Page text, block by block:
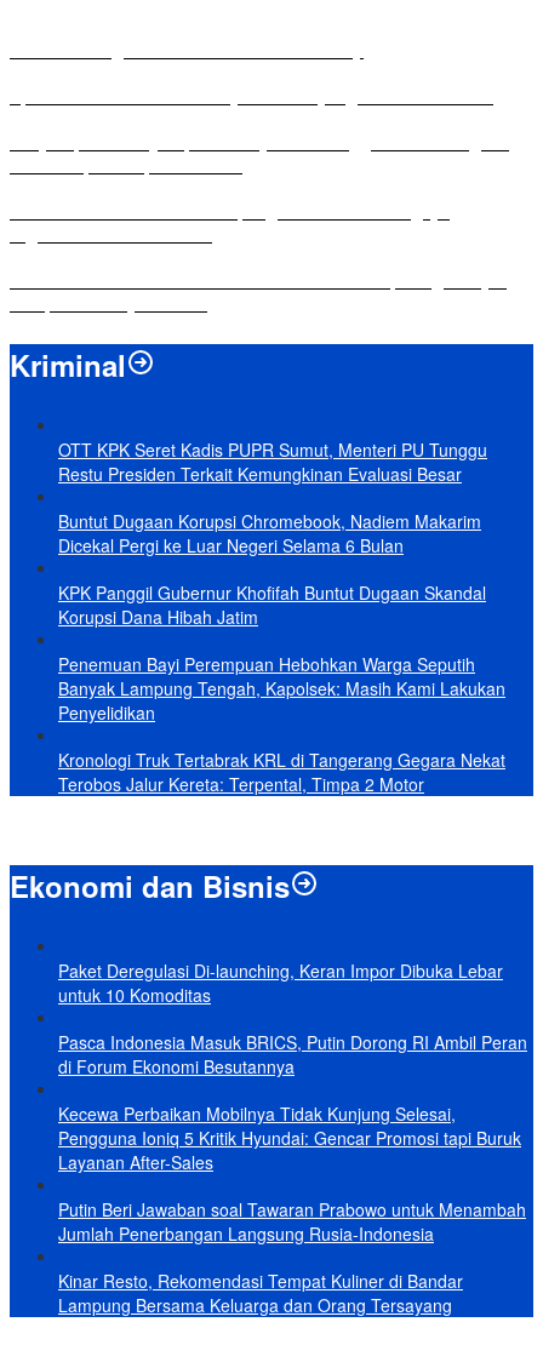
Kriminal
OTT KPK Seret Kadis PUPR Sumut, Menteri PU Tunggu
Restu Presiden Terkait Kemungkinan Evaluasi Besar
Buntut Dugaan Korupsi Chromebook, Nadiem Makarim
Dicekal Pergi ke Luar Negeri Selama 6 Bulan
KPK Panggil Gubernur Khofifah Buntut Dugaan Skandal
Korupsi Dana Hibah Jatim
Penemuan Bayi Perempuan Hebohkan Warga Seputih
Banyak Lampung Tengah, Kapolsek: Masih Kami Lakukan
Penyelidikan
Kronologi Truk Tertabrak KRL di Tangerang Gegara Nekat
Terobos Jalur Kereta: Terpental, Timpa 2 Motor
Ekonomi dan Bisnis
Paket Deregulasi Di-launching, Keran Impor Dibuka Lebar
untuk 10 Komoditas
Pasca Indonesia Masuk BRICS, Putin Dorong RI Ambil Peran
di Forum Ekonomi Besutannya
Kecewa Perbaikan Mobilnya Tidak Kunjung Selesai,
Pengguna Ioniq 5 Kritik Hyundai: Gencar Promosi tapi Buruk
Layanan After-Sales
Putin Beri Jawaban soal Tawaran Prabowo untuk Menambah
Jumlah Penerbangan Langsung Rusia-Indonesia
Kinar Resto, Rekomendasi Tempat Kuliner di Bandar
Lampung Bersama Keluarga dan Orang Tersayang